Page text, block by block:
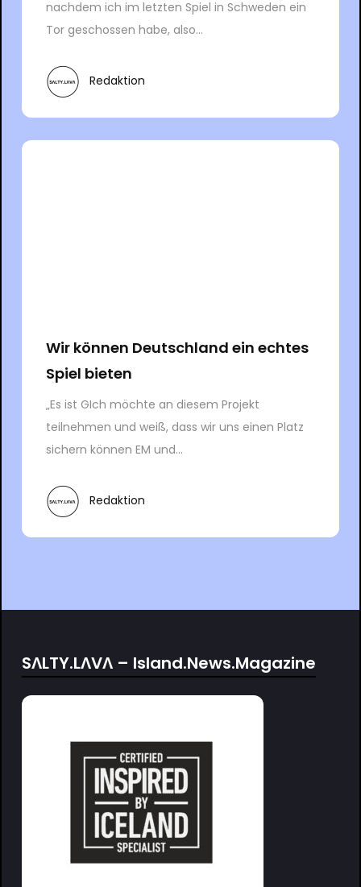
nachdem ich im letzten Spiel in Schweden ein
Tor geschossen habe, also...
Redaktion
Wir können Deutschland ein echtes
Spiel bieten
„Es ist GIch möchte an diesem Projekt
teilnehmen und weiß, dass wir uns einen Platz
sichern können EM und...
Redaktion
SΛLTY.LΛVΛ – Island.News.Magazine